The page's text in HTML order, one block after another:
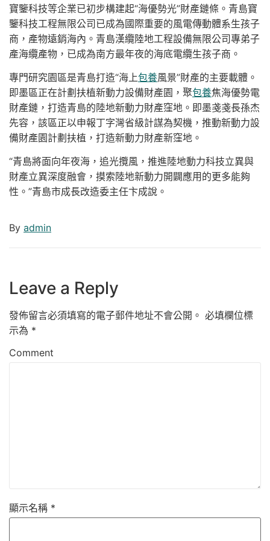
寶鑒科技等企業已初步構建起“海優勢光”財產鏈條。青島寶
鑒科技工程無限公司已成為國際重要的風電傳動體系生孩子
商，產物遠銷海內。青島漢纜陸地工程設備無限公司專弟子
產海纜產物，已成為南方最年夜的海底電纜生孩子商。
專門研究園區是青島打造“海上包養風景”財產的主要載體。
即墨區正在計劃扶植新動力設備財產園，聚包養焦海優勢電
財產鏈，打造青島的陸地新動力財產窪地。即墨戔戔長孫杰
先容，該區正以申報丁字灣省級計謀為契機，推動新動力設
備財產園計劃扶植，打造新動力財產新窪地。
“青島將面向年夜海，追光攬風，推進陸地動力科技立異與
財產立異深度融會，摸索陸地新動力開闢應用的更多能夠
性。”青島市成長改造委主任卞成說。
By admin
Leave a Reply
發佈留言必須填寫的電子郵件地址不會公開。 必填欄位標
示為 *
Comment
顯示名稱 *